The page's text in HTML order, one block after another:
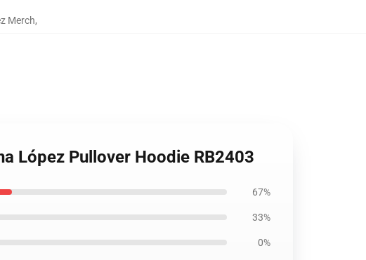
Merch,
López Pullover Hoodie RB2403
67%
33%
0%